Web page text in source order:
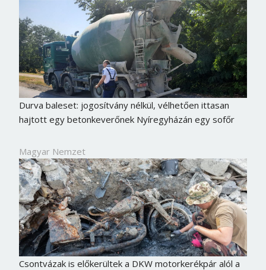
Durva baleset: jogosítvány nélkül, vélhetően ittasan
hajtott egy betonkeverőnek Nyíregyházán egy sofőr
Magyar Nemzet
Csontvázak is előkerültek a DKW motorkerékpár alól a